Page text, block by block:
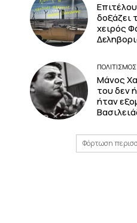
δοξάζει
χειρός
ΠΟΛΙΤΙΣΜΟΣ
Μάνος
του δεν
ήταν
Φόρτωση